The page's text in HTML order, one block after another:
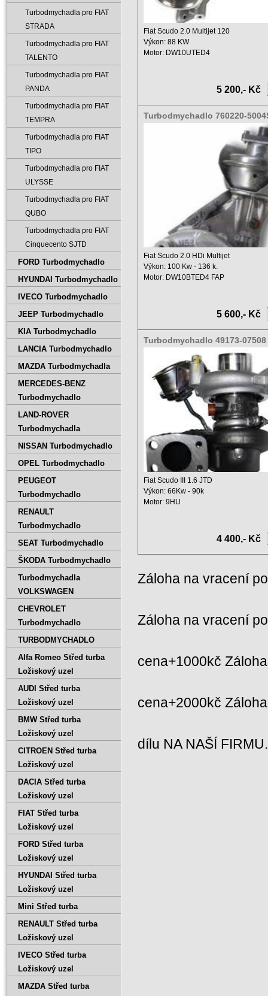
Fiat Scudo 2.0 Multijet 120
Výkon: 88 KW
Motor: DW10UTED4
5 200,- Kč
Turbodmychadlo 760220-
Fiat Scudo 2.0 HDi Multijet
Výkon: 100 Kw - 136 k.
Motor: DW10BTED4 FAP
5 600,- Kč
Turbodmychadlo 49173-07508
Fiat Scudo III 1.6 JTD
Výkon: 66Kw - 90k
Motor: 9HU
4 400,- Kč
Záloha na vracení
Záloha na vracení
cena+1000kč
cena+2000kč
dílu NA NAŠÍ
Turbodmychadla pro FIAT
STRADA
Turbodmychadla pro FIAT
TALENTO
Turbodmychadla pro FIAT
PANDA
Turbodmychadla pro FIAT
TEMPRA
Turbodmychadla pro FIAT
TIPO
Turbodmychadla pro FIAT
ULYSSE
Turbodmychadla pro FIAT
QUBO
Turbodmychadla pro FIAT
Cinquecento SJTD
FORD Turbodmychadlo
HYUNDAI Turbodmychadlo
IVECO Turbodmychadlo
JEEP Turbodmychadlo
KIA Turbodmychadlo
LANCIA Turbodmychadlo
MAZDA Turbodmychadla
MERCEDES-BENZ
Turbodmychadlo
LAND-ROVER
Turbodmychadla
NISSAN Turbodmychadlo
OPEL Turbodmychadlo
PEUGEOT
Turbodmychadlo
RENAULT
Turbodmychadlo
SEAT Turbodmychadlo
ŠKODA Turbodmychadlo
Turbodmychadla
VOLKSWAGEN
CHEVROLET
Turbodmychadlo
TURBODMYCHADLO
Alfa Romeo Střed turba
Ložiskový uzel
AUDI Střed turba
Ložiskový uzel
BMW Střed turba
Ložiskový uzel
CITROEN Střed turba
Ložiskový uzel
DACIA Střed turba
Ložiskový uzel
FIAT Střed turba
Ložiskový uzel
FORD Střed turba
Ložiskový uzel
HYUNDAI Střed turba
Ložiskový uzel
Mini Střed turba
RENAULT Střed turba
Ložiskový uzel
IVECO Střed turba
Ložiskový uzel
MAZDA Střed turba